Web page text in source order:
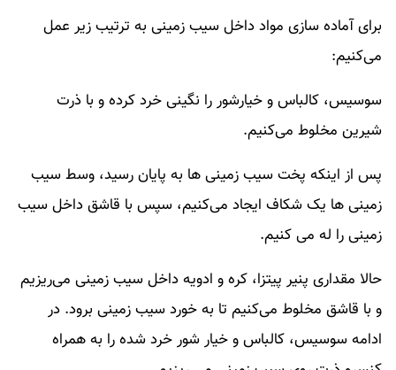
برای آماده سازی مواد داخل سیب زمینی به ترتیب زیر عمل
می‌کنیم:
سوسیس، کالباس و خیارشور را نگینی خرد کرده و با ذرت
شیرین مخلوط می‌کنیم.
پس از اینکه پخت سیب زمینی ها به پایان رسید، وسط سیب
زمینی ها یک شکاف ایجاد می‌کنیم، سپس با قاشق داخل سیب
زمینی را له می کنیم.
حالا مقداری پنیر پیتزا، کره و ادویه داخل سیب زمینی می‌ریزیم
و با قاشق مخلوط می‌کنیم تا به خورد سیب زمینی برود. در
ادامه سوسیس، کالباس و خیار شور خرد شده را به همراه